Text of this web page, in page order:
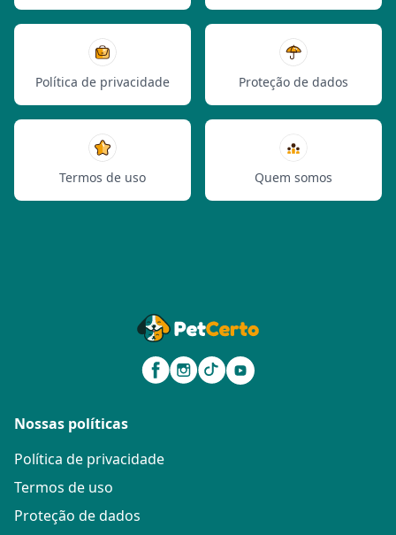
Política de privacidade Proteção de dados
Termos de uso Quem somos
Nossas políticas
Política de privacidade
Termos de uso
Proteção de dados